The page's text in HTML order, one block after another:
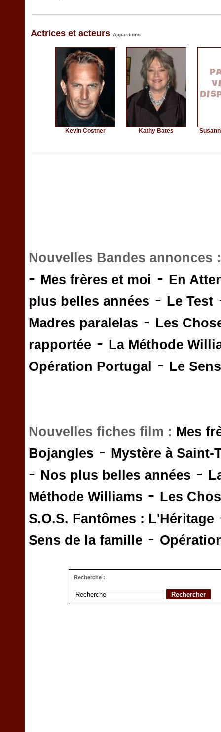
Actrices et acteurs Apparitions
Kevin Costner Kathy Bates
Nouvelles Bandes annonces
- Mes frères et moi - En
plus belles années - Le Test
Madres paralelas - Les
rapportée - La Méthode
Opération Portugal
- Le
Nouvelles fiches film : Mes
Bojangles - Mystère à Saint-
- Nos plus belles années -
Méthode Williams - Les
S.O.S. Fantômes : L'Héritage
Sens de la famille -
Recherche :